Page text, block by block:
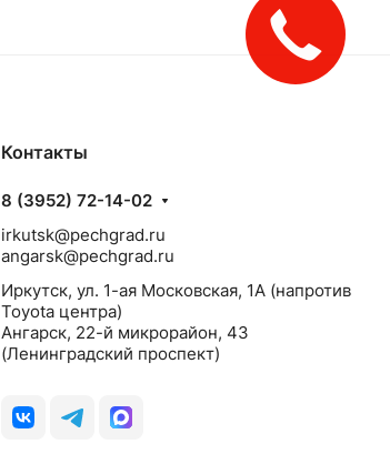
Контакты
8 (3952) 72-14-02
irkutsk@pechgrad.ru
angarsk@pechgrad.ru
Иркутск, ул. 1-ая Московская, 1А (напротив
Toyota центра)
Ангарск, 22-й микрорайон, 43
(Ленинградский проспект)